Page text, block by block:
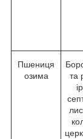
Пшениця
озима
та